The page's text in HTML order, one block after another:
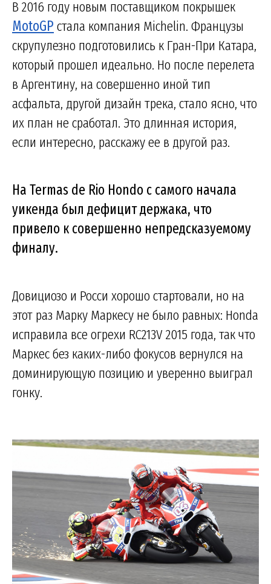
В 2016 году новым поставщиком покрышек
MotoGP стала компания Michelin. Французы
скрупулезно подготовились к Гран-При Катара,
который прошел идеально. Но после перелета
в Аргентину, на совершенно иной тип
асфальта, другой дизайн трека, стало ясно, что
их план не сработал. Это длинная история,
если интересно, расскажу ее в другой раз.
На Termas de Rio Hondo с самого начала
уикенда был дефицит держака, что
привело к совершенно непредсказуемому
финалу.
Довициозо и Росси хорошо стартовали, но на
этот раз Марку Маркесу не было равных: Honda
исправила все огрехи RC213V 2015 года, так что
Маркес без каких-либо фокусов вернулся на
доминирующую позицию и уверенно выиграл
гонку.